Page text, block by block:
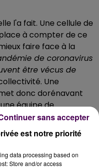
l'a fait. Une cellule de
à compter de ce
faire face à la
de coronavirus
être vécus de
Une
donc dorénavant
équipe de
avec l’Agence
hospitalier de Blois.
est censée
est notre priorité
data processing based on
Store and/or access
sans accepter